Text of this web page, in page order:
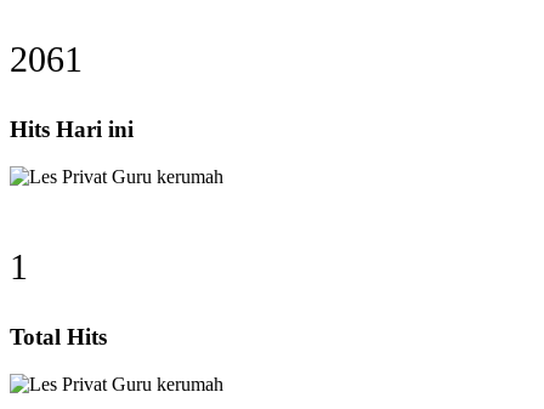
2061
Hits Hari ini
1
Total Hits